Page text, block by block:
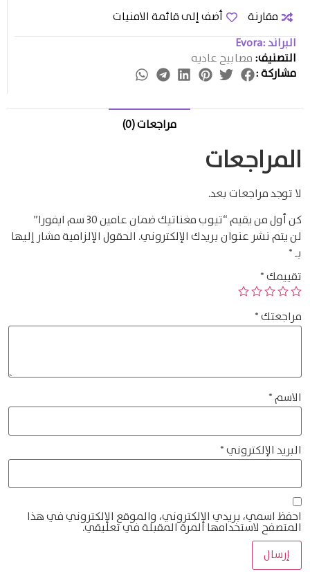
مقارنة
أضف إلى قائمة الامنيات
البراند :Evora
التصنيف: مصابيح عاديه
مشاركة :
مراجعات (0)
المراجعات
لا توجد مراجعات بعد.
كن أول من يقيم “تيوب مغناتيك ضمان عامين 30 سم ايفورا”
لن يتم نشر عنوان بريدك الإلكتروني. الحقول الإلزامية مشار إليها
بـ*
تقييمك*
مراجعتك*
الاسم*
البريد الإلكتروني*
احفظ اسمي، بريدي الإلكتروني، والموقع الإلكتروني في هذا
المتصفح لاستخدامها المرة المقبلة في تعليقي.